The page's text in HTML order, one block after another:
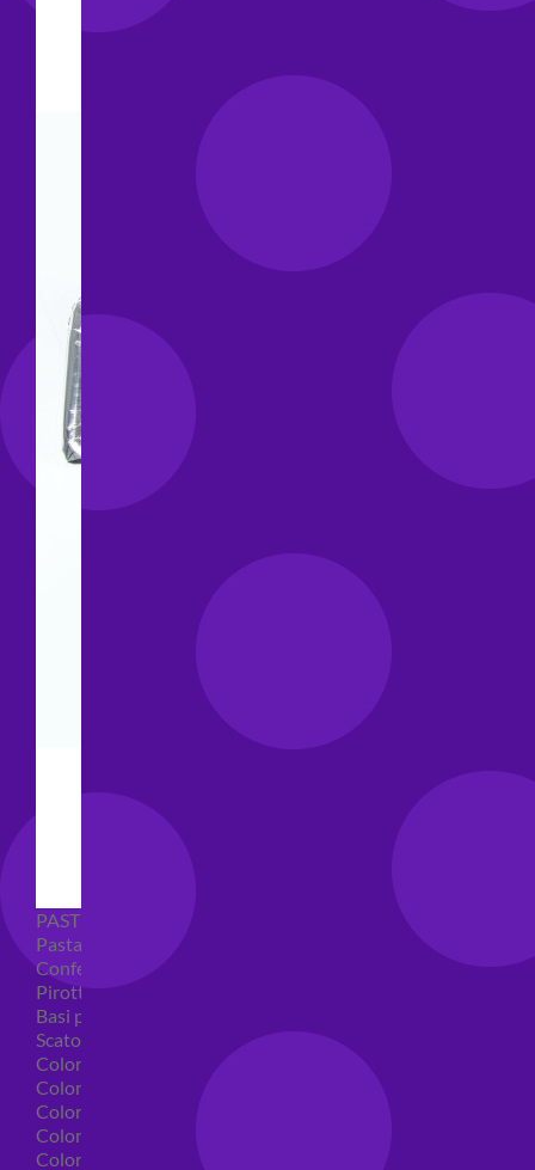
PASTICCERIA
Pasta di zucchero
Confetti
Pirottini
Basi polistirolo per torte
Scatole per torte
Coloranti alimentari
Coloranti alimentari in gel
Colorante alimentare spray
Coloranti alimentari in polvere
Coloranti liquidi